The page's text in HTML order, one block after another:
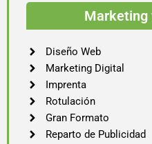
Marketing
Diseño Web
Marketing Digital
Imprenta
Rotulación
Gran Formato
Reparto de Publicidad